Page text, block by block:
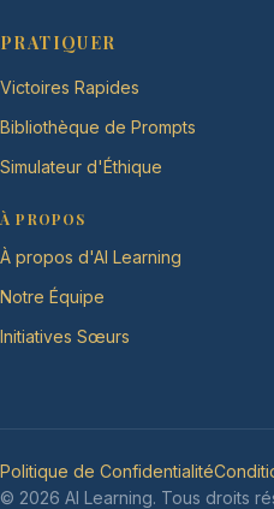
PRATIQUER
Victoires Rapides
Bibliothèque de Prompts
Simulateur d'Éthique
À PROPOS
À propos d'AI Learning
Notre Équipe
Initiatives Sœurs
Politique de Confidentialité
© 2026 AI Learning. Tous droits